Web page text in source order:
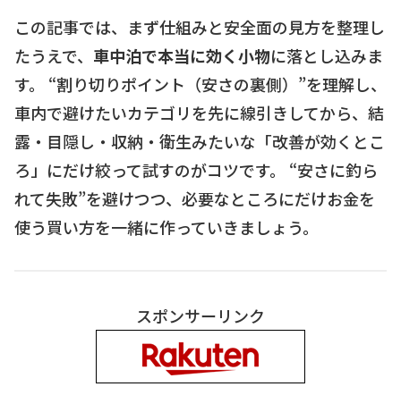
この記事では、まず仕組みと安全面の見方を整理し
たうえで、 車中泊で本当に効く小物に落とし込みま
す。 “割り切りポイント（安さの裏側）”を理解し、
車内で避けたいカテゴリを先に線引きしてから、結
露・目隠し・収納・衛生みたいな「改善が効くとこ
ろ」にだけ絞って試すのがコツです。 “安さに釣ら
れて失敗”を避けつつ、必要なところにだけお金を
使う買い方を一緒に作っていきましょう。
スポンサーリンク